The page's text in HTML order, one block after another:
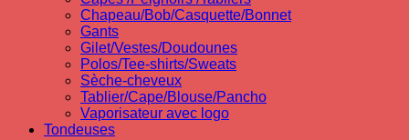
Chapeau/Bob/Casquette/Bonnet
Gants
Gilet/Vestes/Doudounes
Polos/Tee-shirts/Sweats
Sèche-cheveux
Tablier/Cape/Blouse/Pancho
Vaporisateur avec logo
Tondeuses